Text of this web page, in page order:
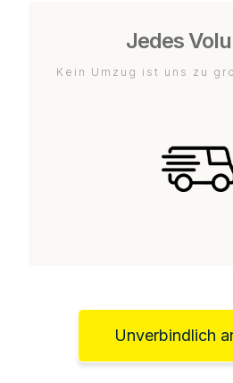
Jedes
Kein Umzug ist uns zu
Unverbindlich